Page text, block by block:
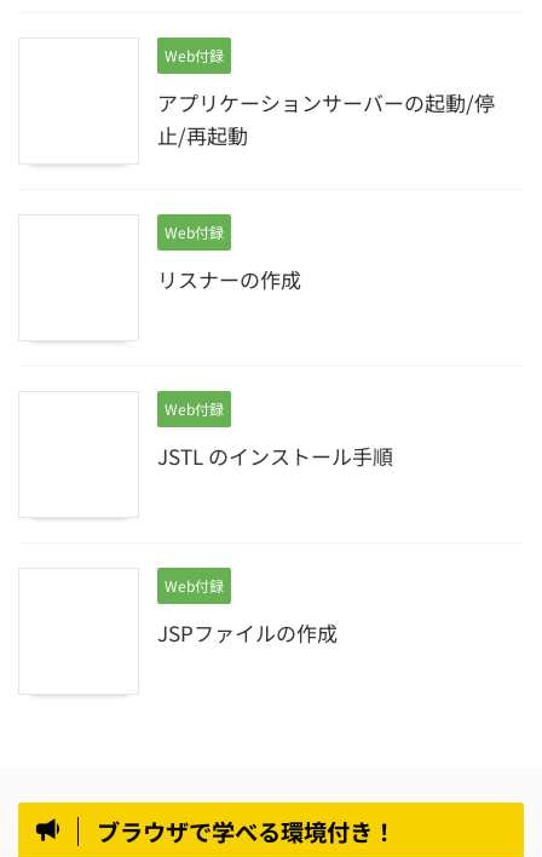
Web付録
アプリケーションサーバーの起動/停
止/再起動
Web付録
リスナーの作成
Web付録
JSTL のインストール手順
Web付録
JSPファイルの作成
ブラウザで学べる環境付き！